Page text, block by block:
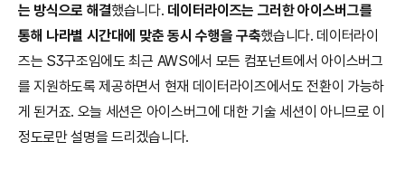
는 방식으로 해결했습니다. 데이터라이즈는 그러한 아이스버그를
통해 나라별 시간대에 맞춘 동시 수행을 구축했습니다. 데이터라이
즈는 S3구조임에도 최근 AWS에서 모든 컴포넌트에서 아이스버그
를 지원하도록 제공하면서 현재 데이터라이즈에서도 전환이 가능하
게 된거죠. 오늘 세션은 아이스버그에 대한 기술 세션이 아니므로 이
정도로만 설명을 드리겠습니다.